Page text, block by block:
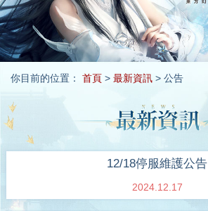
你目前的位置： 首頁> 最新資訊> 公告
12/18停服維護公告
2024.12.17